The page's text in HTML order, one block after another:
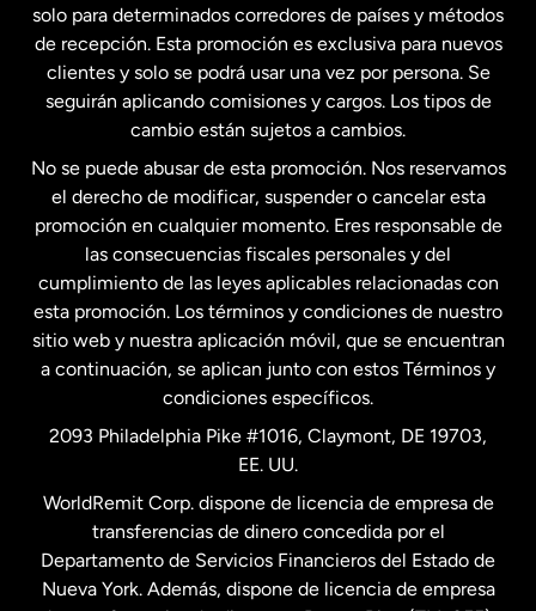
Estados Unidos English
Estados Unidos Español
Francia
Malasia
Nueva Zelanda
Países Bajos
Suecia
solo para determinados corredores de países y métodos
de recepción. Esta promoción es exclusiva para nuevos
clientes y solo se podrá usar una vez por persona. Se
seguirán aplicando comisiones y cargos. Los tipos de
cambio están sujetos a cambios.
No se puede abusar de esta promoción. Nos reservamos
el derecho de modificar, suspender o cancelar esta
promoción en cualquier momento. Eres responsable de
las consecuencias fiscales personales y del
cumplimiento de las leyes aplicables relacionadas con
esta promoción. Los términos y condiciones de nuestro
sitio web y nuestra aplicación móvil, que se encuentran
a continuación, se aplican junto con estos Términos y
condiciones específicos.
2093 Philadelphia Pike #1016, Claymont, DE 19703,
EE. UU.
WorldRemit Corp. dispone de licencia de empresa de
transferencias de dinero concedida por el
Departamento de Servicios Financieros del Estado de
Nueva York. Además, dispone de licencia de empresa